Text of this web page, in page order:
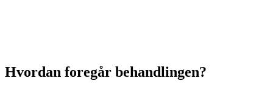
Hvordan foregår behandlingen?